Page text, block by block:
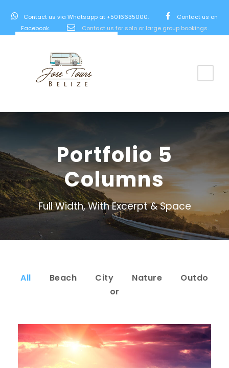
Contact us via Whatsapp at +5016635000.
Contact us on
Facebook.
Contact us for solo or large group bookings.
Portfolio 5
Columns
Full Width, With Excerpt & Space
All Beach City Nature
Outdo
or